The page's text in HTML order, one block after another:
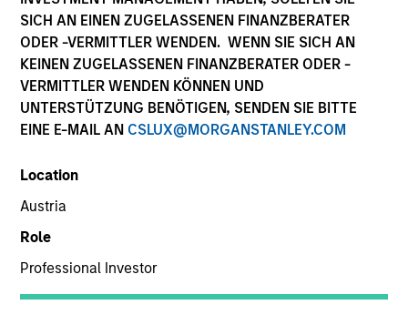
SICH AN EINEN ZUGELASSENEN FINANZBERATER
ODER -VERMITTLER WENDEN. WENN SIE SICH AN
KEINEN ZUGELASSENEN FINANZBERATER ODER -
VERMITTLER WENDEN KÖNNEN UND
UNTERSTÜTZUNG BENÖTIGEN, SENDEN SIE BITTE
EINE E-MAIL AN CSLUX@MORGANSTANLEY.COM
Location
Austria
Role
Professional Investor
An allocation to managed futures, in our
view, is an essential component of a
well-diversified portfolio. Over the long
term, we believe these strategies provide
important diversification benefits versus
other traditional and alternative asset
classes.
Strategies
We specialize in providing high net worth and
institutional investors access to multi-manager and
single-manager managed futures investment